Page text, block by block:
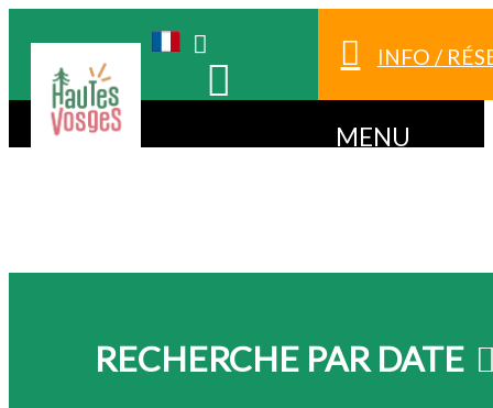
INFO /
MENU
RECHERCHE PAR DATE